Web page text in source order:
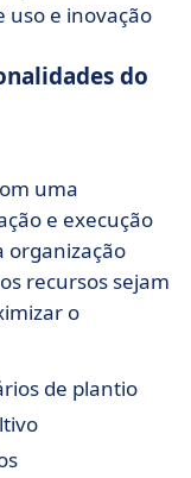
uso e inovação
do
uma
e execução
organização
recursos sejam
o
de plantio